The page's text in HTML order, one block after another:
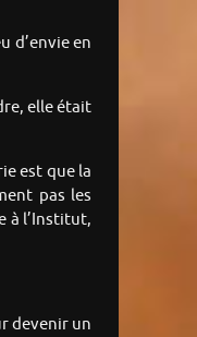
d’envie en
elle était
est que la
pas les
à l’Institut,
devenir un